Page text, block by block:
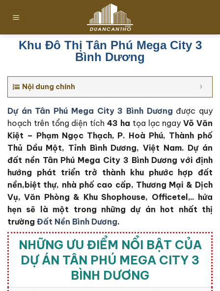
đến
Khu Đô Thị Tân Phú Mega City 3
Bình Dương
Nội dung chính
Dự án Tân Phú Mega City 3 Bình Dương được quy
hoạch trên tổng diện tích 43 ha tọa lạc ngayVõ Văn
Kiệt – Phạm Ngọc Thạch, P. Hoà Phú, Thành phố
Thủ Dầu Một, Tỉnh Bình Dương, Việt Nam. Dự án
đất nền Tân Phú Mega City 3 Bình Dương với định
hướng phát triển trở thành khu phước hợp đất
nền,biệt thự, nhà phố cao cấp, Thương Mại & Dịch
Vụ, Văn Phòng & Khu Shophouse, Officetel,.. hứa
hẹn sẽ là một trong những dự án hot nhất thị
trường Đất Nền Bình Dương.
NHỮNG ƯU ĐIỂM NỔI BẬT CỦA
DỰ ÁN TÂN PHÚ MEGA CITY 3
BÌNH DƯƠNG